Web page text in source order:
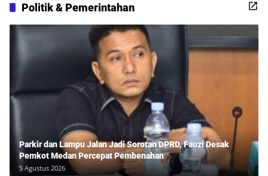
Politik & Pemerintahan
Parkir dan Lampu Jalan Jadi Sorotan DPRD, Fauzi Desak
Pemkot Medan Percepat Pembenahan
5 Agustus 2026